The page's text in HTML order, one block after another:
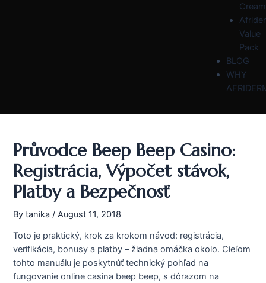
Cream
Value
Pack
BLOG
WHY
Průvodce Beep Beep Casino:
Registrácia, Výpočet stávok,
Platby a Bezpečnosť
Bytanika / August 11, 2018
Toto je praktický, krok za krokom návod: registrácia,
verifikácia, bonusy a platby – žiadna omáčka okolo. Cieľom
tohto manuálu je poskytnúť technický pohľad na
fungovanie online casina beep beep, s dôrazom na